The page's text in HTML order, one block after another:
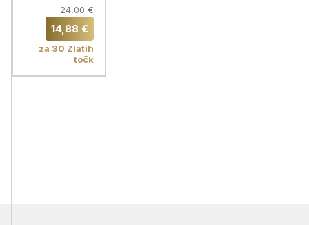
pripravo
kave
24,00 €
14,88 €
za 30 Zlatih
točk